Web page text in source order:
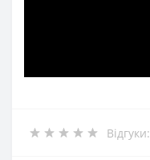
Відгуки: